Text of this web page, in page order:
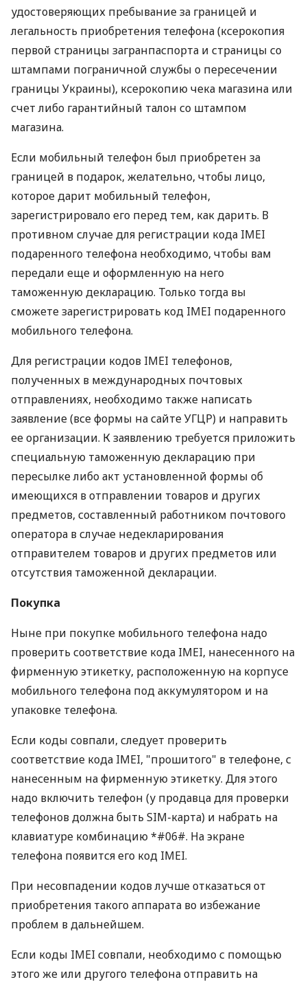
удостоверяющих пребывание за границей и
легальность приобретения телефона (ксерокопия
первой страницы загранпаспорта и страницы со
штампами пограничной службы о пересечении
границы Украины), ксерокопию чека магазина или
счет либо гарантийный талон со штампом
магазина.
Если мобильный телефон был приобретен за
границей в подарок, желательно, чтобы лицо,
которое дарит мобильный телефон,
зарегистрировало его перед тем, как дарить. В
противном случае для регистрации кода IMEI
подаренного телефона необходимо, чтобы вам
передали еще и оформленную на него
таможенную декларацию. Только тогда вы
сможете зарегистрировать код IMEI подаренного
мобильного телефона.
Для регистрации кодов IMEI телефонов,
полученных в международных почтовых
отправлениях, необходимо также написать
заявление (все формы на сайте УГЦР) и направить
ее организации. К заявлению требуется приложить
специальную таможенную декларацию при
пересылке либо акт установленной формы об
имеющихся в отправлении товаров и других
предметов, составленный работником почтового
оператора в случае недекларирования
отправителем товаров и других предметов или
отсутствия таможенной декларации.
Покупка
Ныне при покупке мобильного телефона надо
проверить соответствие кода IMEI, нанесенного на
фирменную этикетку, расположенную на корпусе
мобильного телефона под аккумулятором и на
упаковке телефона.
Если коды совпали, следует проверить
соответствие кода IMEI, "прошитого" в телефоне, с
нанесенным на фирменную этикетку. Для этого
надо включить телефон (у продавца для проверки
телефонов должна быть SIM-карта) и набрать на
клавиатуре комбинацию *#06#. На экране
телефона появится его код IMEI.
При несовпадении кодов лучше отказаться от
приобретения такого аппарата во избежание
проблем в дальнейшем.
Если коды IMEI совпали, необходимо с помощью
этого же или другого телефона отправить на